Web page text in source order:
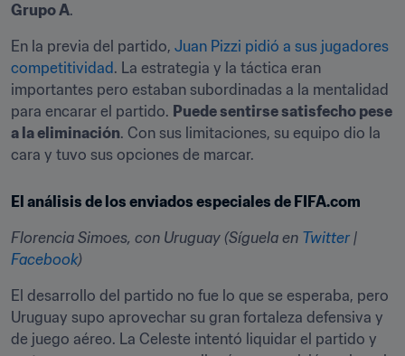
Grupo A.
En la previa del partido, Juan Pizzi pidió a sus jugadores
competitividad . La estrategia y la táctica eran
importantes pero estaban subordinadas a la mentalidad
para encarar el partido. Puede sentirse satisfecho pese
a la eliminación. Con sus limitaciones, su equipo dio la
cara y tuvo sus opciones de marcar.
El análisis de los enviados especiales de FIFA.com
Florencia Simoes, con Uruguay (Síguela en Twitter
Facebook)
El desarrollo del partido no fue lo que se esperaba, pero
Uruguay supo aprovechar su gran fortaleza defensiva y
de juego aéreo. La Celeste intentó liquidar el partido y